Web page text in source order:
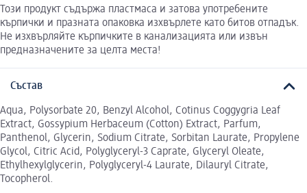
Този продукт съдържа пластмаса и затова употребените
кърпички и празната опаковка изхвърлете като битов отпадък.
Не изхвърляйте кърпичките в канализацията или извън
предназначените за целта места!
Състав
Aqua, Polysorbate 20, Benzyl Alcohol, Cotinus Coggygria Leaf
Extract, Gossypium Herbaceum (Cotton) Extract, Parfum,
Panthenol, Glycerin, Sodium Citrate, Sorbitan Laurate, Propylene
Glycol, Citric Аcid, Polyglyceryl-3 Caprate, Glyceryl Oleate,
Ethylhexylglycerin, Polyglyceryl-4 Laurate, Dilauryl Citrate,
Tocopherol.